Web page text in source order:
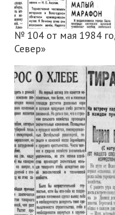
№ 104 от мая 1984
Север»